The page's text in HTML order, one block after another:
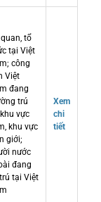
tổ
tại Việt
công
Việt
đang
trú
vực
khu vực
giới;
nước
đang
tại Việt
Xem
chi
tiết